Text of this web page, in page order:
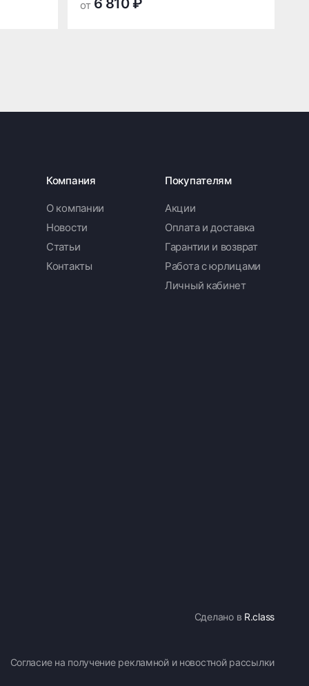
от 6 810 ₽
Компания
О компании
Новости
Статьи
Контакты
Покупателям
Акции
Оплата и доставка
Гарантии и возврат
Работа с юрлицами
Личный кабинет
Сделано в R.class
Согласие на получение рекламной и новостной рассылки